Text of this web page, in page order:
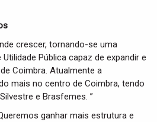
crescer, tornando-se uma
Pública capaz de expandir e
Coimbra. Atualmente a
mais no centro de Coimbra, tendo
e Brasfemes. ”
ganhar mais estrutura e